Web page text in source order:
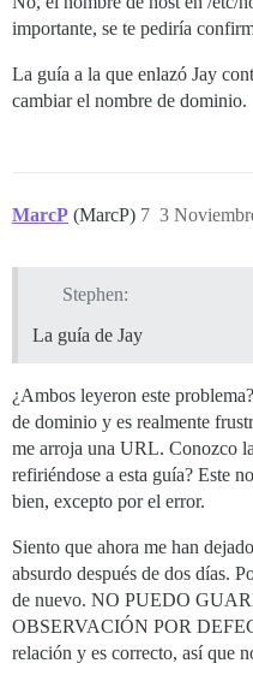
importante, se te pediría
La guía a la que enlazó Jay
cambiar el nombre de dominio.
MarcP (MarcP) 3
7
Stephen:
La guía de Jay
¿Ambos leyeron este
de dominio y es realmente
me arroja una URL. Conozco
refiriéndose a esta guía? Este
bien, excepto por el error.
Siento que ahora me han
absurdo después de dos días.
de nuevo. NO PUEDO
OBSERVACIÓN POR
relación y es correcto, así que